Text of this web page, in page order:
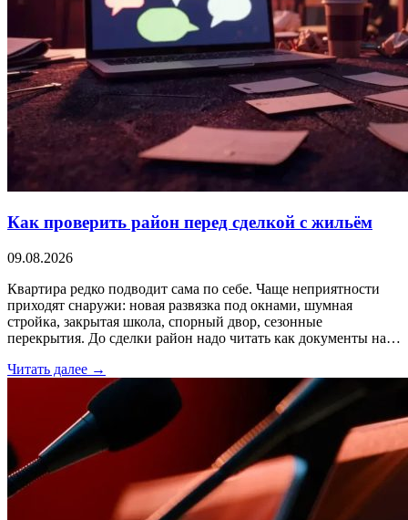
Как проверить район перед сделкой с жильём
09.08.2026
Квартира редко подводит сама по себе. Чаще неприятности
приходят снаружи: новая развязка под окнами, шумная
стройка, закрытая школа, спорный двор, сезонные
перекрытия. До сделки район надо читать как документы на…
Читать далее →